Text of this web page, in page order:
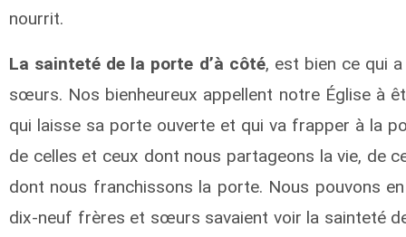
nourrit.
La sainteté de la porte d’à côté, est bien ce qui
sœurs. Nos bienheureux appellent notre Église à
qui laisse sa porte ouverte et qui va frapper à la
de celles et ceux dont nous partageons la vie, de
dont nous franchissons la porte. Nous pouvons
dix-neuf frères et sœurs savaient voir la sainteté